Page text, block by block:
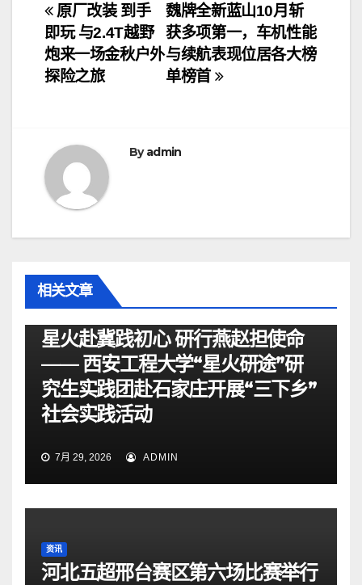
文
章
导
魏牌全新蓝山10月斩
获多项第一，车机性能
与续航表现位居各大榜
单榜首
原厂改装 到手
即玩 与2.4T越野
炮来一场金秋户外
探险之旅
Byadmin
相关文章
星火赴冀践初心 研行燕赵担使命
—— 西安工程大学“星火研途”研
究生实践团赴石家庄开展“三下乡”
社会实践活动
7月 29, 2026 ADMIN
资讯
河北五超邢台赛区第六场比赛举行